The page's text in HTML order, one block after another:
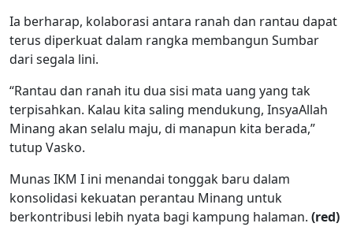
Ia berharap, kolaborasi antara ranah dan rantau dapat
terus diperkuat dalam rangka membangun Sumbar
dari segala lini.
“Rantau dan ranah itu dua sisi mata uang yang tak
terpisahkan. Kalau kita saling mendukung, InsyaAllah
Minang akan selalu maju, di manapun kita berada,”
tutup Vasko.
Munas IKM I ini menandai tonggak baru dalam
konsolidasi kekuatan perantau Minang untuk
berkontribusi lebih nyata bagi kampung halaman. (red)